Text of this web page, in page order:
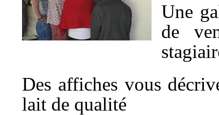
Une
de
Des affiches vous
lait de qualité